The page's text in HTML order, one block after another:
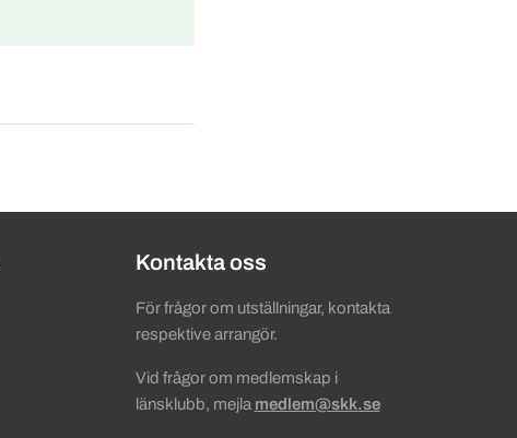
Kontakta oss
För frågor om utställningar, kontakta
respektive arrangör.
Vid frågor om medlemskap i
länsklubb, mejla medlem@skk.se